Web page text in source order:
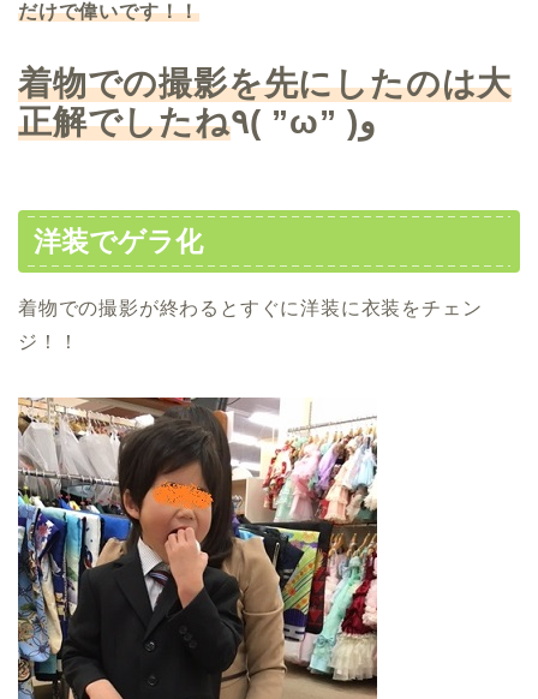
だけで偉いです！！
着物での撮影を先にしたのは大
正解でしたね٩( ”ω” )و
洋装でゲラ化
着物での撮影が終わるとすぐに洋装に衣装をチェン
ジ！！